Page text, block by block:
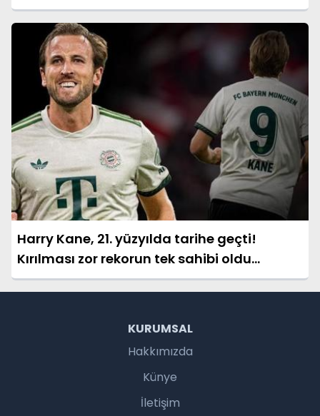
Harry Kane, 21. yüzyılda tarihe geçti!
Kırılması zor rekorun tek sahibi oldu...
KURUMSAL
Hakkımızda
Künye
İletişim